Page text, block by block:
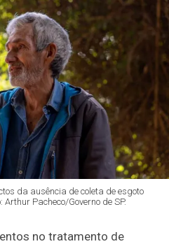
da ausência de coleta de esgoto
Pacheco/Governo de SP.
no tratamento de